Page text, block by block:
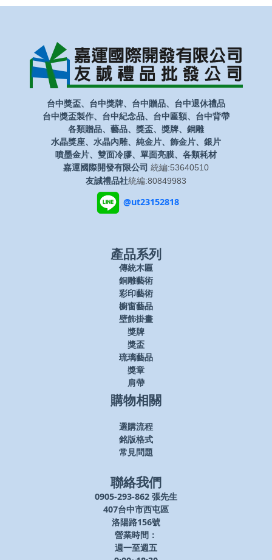
台中獎盃、台中獎牌、台中贈品、台中退休禮品
台中獎盃製作、台中紀念品、台中匾額、台中背帶
各類贈品、藝品、獎盃、獎牌、銅雕
水晶獎座、水晶內雕、純金片、飾金片、銀片
噴墨金片、雙面冷膠、單面亮膜、各類耗材
嘉運國際開發有限公司 統編:53640510
友誠禮品社統編:80849983
@ut23152818
產品系列
傳統木匾
銅雕藝術
彩印藝術
櫥窗藝品
壁飾掛畫
獎牌
獎盃
琉璃藝品
獎章
肩帶
購物相關
選購流程
銘版格式
常見問題
聯絡我們
0905-293-862 張先生
407台中市西屯區
洛陽路156號
營業時間：
週一至週五